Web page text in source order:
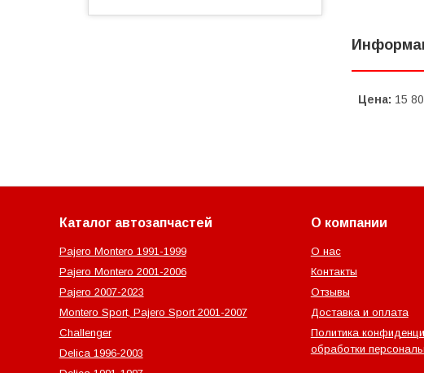
Цена: 15
Каталог автозапчастей
Pajero Montero 1991-1999
Pajero Montero 2001-2006
Pajero 2007-2023
Montero Sport, Pajero Sport 2001-2007
Challenger
Delica 1996-2003
О компании
О нас
Контакты
Отзывы
Доставка и оплата
Политика
обработки